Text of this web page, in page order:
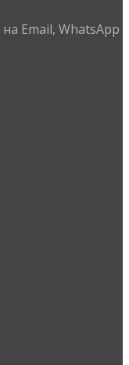
Email, WhatsApp